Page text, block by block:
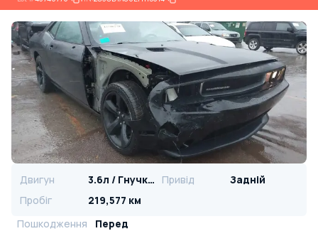
Двигун 3.6л / Гнучке паливо Привід
Задній
Пробіг
219,577 км
Пошкодження
Перед